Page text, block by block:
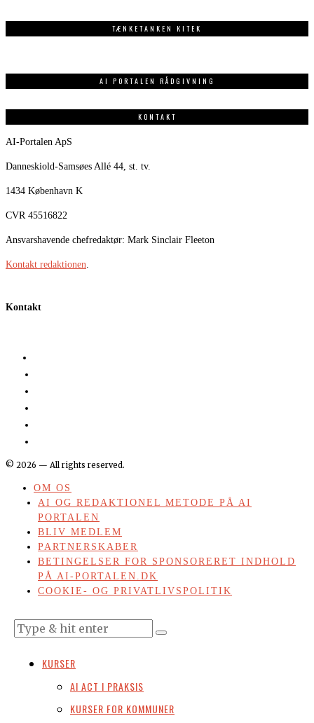
TÆNKETANKEN KITEK
AI PORTALEN RÅDGIVNING
KONTAKT
AI-Portalen ApS
Danneskiold-Samsøes Allé 44, st. tv.
1434 København K
CVR 45516822
Ansvarshavende chefredaktør: Mark Sinclair Fleeton
Kontakt redaktionen.
Kontakt
© 2026 — All rights reserved.
OM OS
AI OG REDAKTIONEL METODE PÅ AI
PORTALEN
BLIV MEDLEM
PARTNERSKABER
BETINGELSER FOR SPONSORERET INDHOLD
PÅ AI-PORTALEN.DK
COOKIE- OG PRIVATLIVSPOLITIK
KURSER
AI ACT I PRAKSIS
KURSER FOR KOMMUNER